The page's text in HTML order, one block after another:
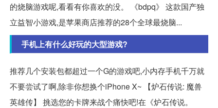
的烧脑游戏呢,看看有你喜欢的没。 《bdpq》 这款国产独
立益智小游戏,是苹果商店推荐的28个全球最烧脑...
手机上有什么好玩的大型游戏?
推荐几个安装包都超过一个G的游戏吧,小内存手机千万就
不要尝试了啊,除非你想换个iPhone X~ 【炉石传说: 魔兽
英雄传】 挑选您的卡牌来战个痛快吧!在《炉石传说。